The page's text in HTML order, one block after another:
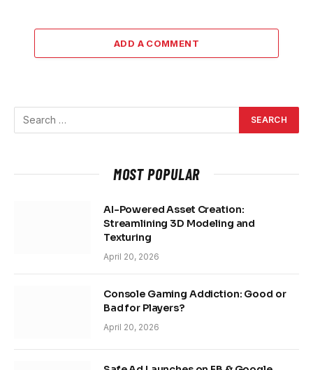
ADD A COMMENT
MOST POPULAR
AI-Powered Asset Creation:
Streamlining 3D Modeling and
Texturing
April 20, 2026
Console Gaming Addiction: Good or
Bad for Players?
April 20, 2026